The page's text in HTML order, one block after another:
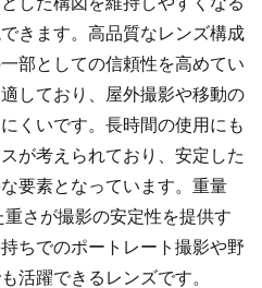
きます。高品質なレンズ構成
部としての信頼性を高めてい
しており、屋外撮影や移動の
くいです。長時間の使用にも
が考えられており、安定した
要素となっています。重量
さが撮影の安定性を提供す
ちでのポートレート撮影や野
活躍できるレンズです。